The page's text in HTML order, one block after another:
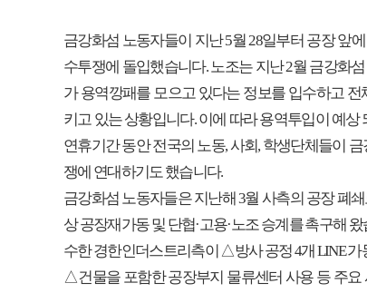
금강화섬 노동자들이 지난 5월 28일부터 공장 앞
수투쟁에 돌입했습니다. 노조는 지난 2월 금강화
가 용역깡패를 모으고 있다는 정보를 입수하고
키고 있는 상황입니다. 이에 따라 용역투입이 예상
연휴기간 동안 전국의 노동, 사회, 학생단체들이
쟁에 연대하기도 했습니다.
금강화섬 노동자들은 지난해 3월 사측의 공장 폐
상 공장재가동 및 단협·고용·노조 승계를 촉구해
수한 경한인더스트리측이 △방사 공정 4개 LINE
△건물을 포함한 공장부지 물류센터 사용 등 주요